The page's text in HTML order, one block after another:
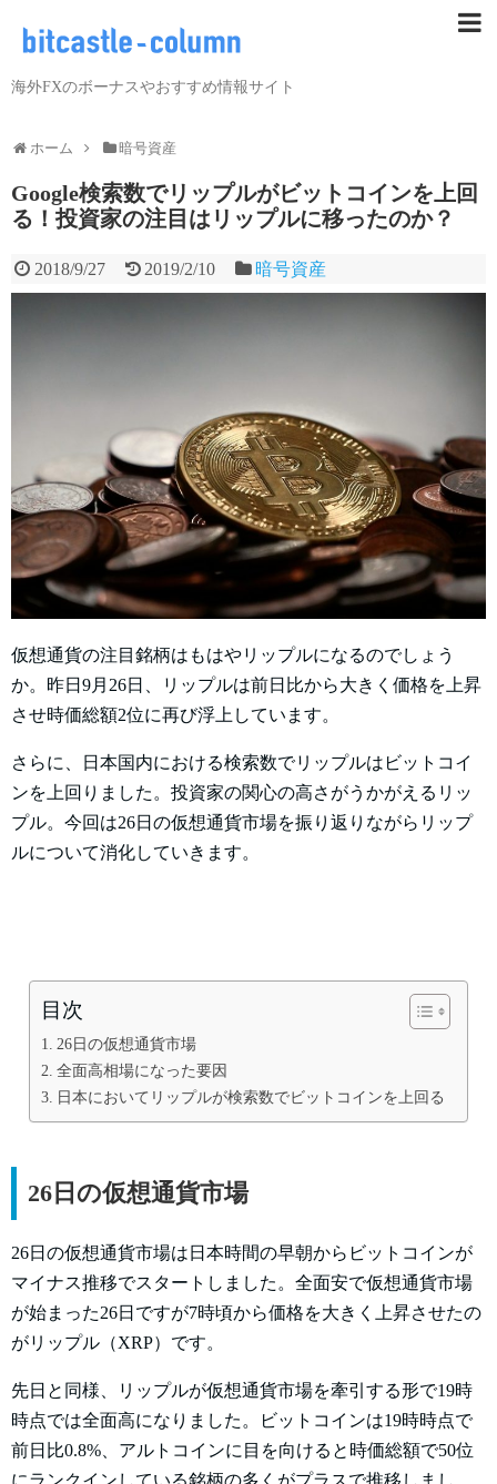
海外FXのボーナスやおすすめ情報サイト
ホーム 暗号資産
Google検索数でリップルがビットコインを上回
る！投資家の注目はリップルに移ったのか？
2018/9/27 2019/2/10 暗号資産
仮想通貨の注目銘柄はもはやリップルになるのでしょう
か。昨日9月26日、リップルは前日比から大きく価格を上昇
させ時価総額2位に再び浮上しています。
さらに、日本国内における検索数でリップルはビットコイ
ンを上回りました。投資家の関心の高さがうかがえるリッ
プル。今回は26日の仮想通貨市場を振り返りながらリップ
ルについて消化していきます。
目次
26日の仮想通貨市場
全面高相場になった要因
日本においてリップルが検索数でビットコインを上回る
26日の仮想通貨市場
26日の仮想通貨市場は日本時間の早朝からビットコインが
マイナス推移でスタートしました。全面安で仮想通貨市場
が始まった26日ですが7時頃から価格を大きく上昇させたの
がリップル（XRP）です。
先日と同様、リップルが仮想通貨市場を牽引する形で19時
時点では全面高になりました。ビットコインは19時時点で
前日比0.8%、アルトコインに目を向けると時価総額で50位
にランクインしている銘柄の多くがプラスで推移しまし